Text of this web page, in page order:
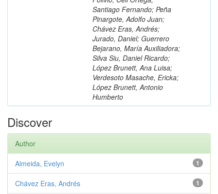
Santiago Fernando; Peña
Pinargote, Adolfo Juan;
Chávez Eras, Andrés;
Jurado, Daniel; Guerrero
Bejarano, María Auxiliadora;
Silva Siu, Daniel Ricardo;
López Brunett, Ana Luisa;
Verdesoto Masache, Ericka;
López Brunett, Antonio
Humberto
Discover
Author
1
Almeida, Evelyn
1
Chávez Eras, Andrés